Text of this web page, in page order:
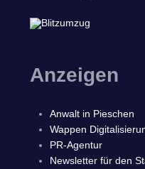
Anzeigen
Anwalt in Pieschen
Wappen
PR-Agentur
Newsletter für den